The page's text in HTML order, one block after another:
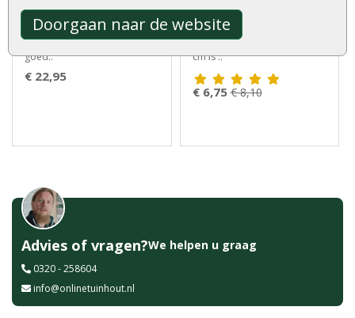
Doorgaan naar de website
Tuinhek recht geïmpregneerd
goed..
€ 22,95
De schuttingplank grenen
cm is ..
€ 6,75 € 8,10
Advies of vragen?We helpen u graag
0320 - 258604
info@onlinetuinhout.nl